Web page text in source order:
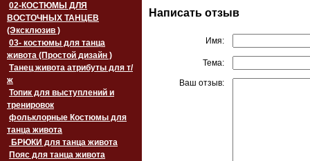
02-КОСТЮМЫ ДЛЯ
ВОСТОЧНЫХ ТАНЦЕВ
(Эксклюзив )
03- костюмы для танца
живота (Простой дизайн )
Танец живота атрибуты для т/
ж
Топик для выступлений и
тренировок
фольклорные Костюмы для
танца живота
БРЮКИ для танца живота
Пояс для танца живота
Написать отзыв
Имя:
Тема:
Ваш отзыв: